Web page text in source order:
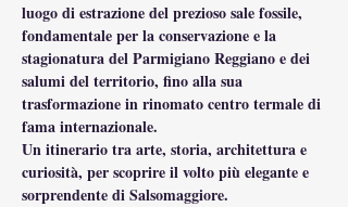
luogo di estrazione del prezioso sale fossile,
fondamentale per la conservazione e la
stagionatura del Parmigiano Reggiano e dei
salumi del territorio, fino alla sua
trasformazione in rinomato centro termale di
fama internazionale.
Un itinerario tra arte, storia, architettura e
curiosità, per scoprire il volto più elegante e
sorprendente di Salsomaggiore.